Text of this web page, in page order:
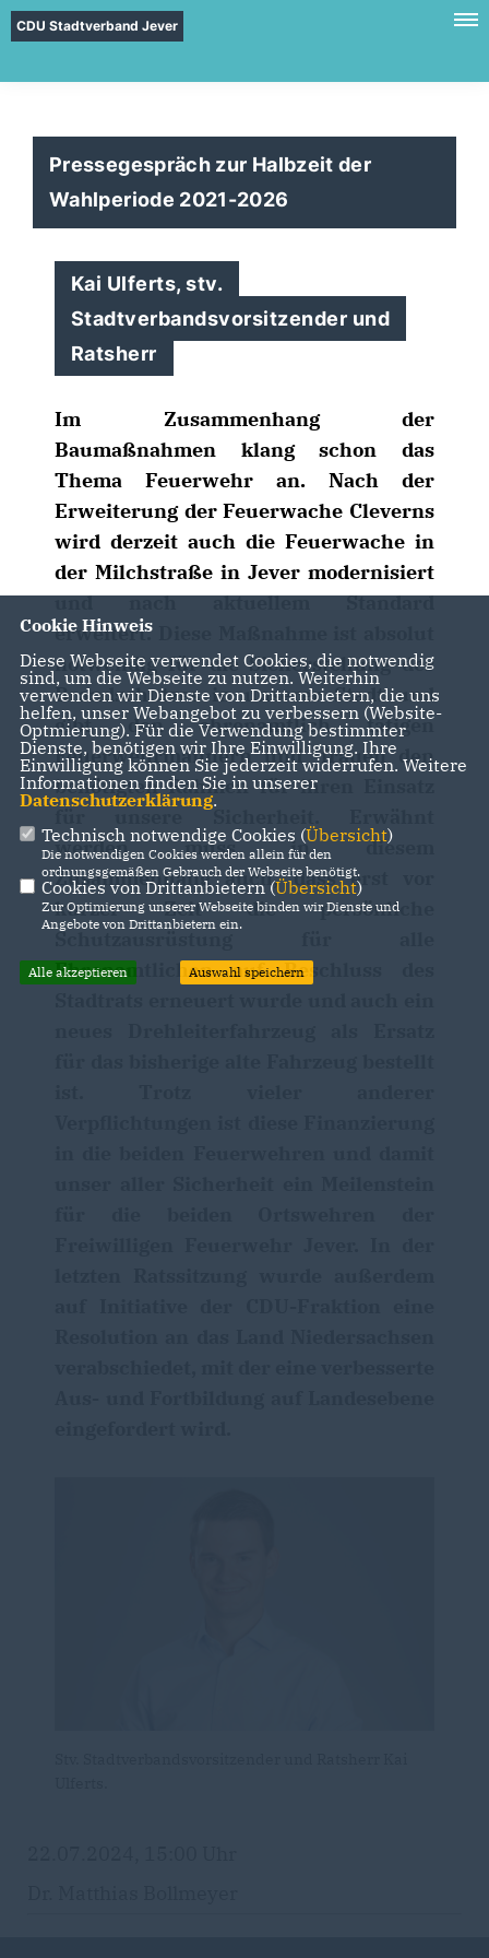
CDU Stadtverband Jever
Pressegespräch zur Halbzeit der
Wahlperiode 2021-2026
Kai Ulferts, stv.
Stadtverbandsvorsitzender und
Ratsherr
Im Zusammenhang der
Baumaßnahmen klang schon das
Thema Feuerwehr an. Nach der
Erweiterung der Feuerwache Cleverns
wird derzeit auch die Feuerwache in
der Milchstraße in Jever modernisiert
und nach aktuellem Standard
erweitert. Diese Maßnahme ist absolut
notwendig für die Sicherstellung des
Brandschutzes in unserer Stadt und
gibt den ehrenamtlich tätigen
Feuerwehrmännern und -frauen den
benötigten Rahmen für ihren Einsatz
für unsere Sicherheit. Erwähnt
werden muss in diesem
Zusammenhang auch, dass erst vor
kurzer Zeit die persönliche
Schutzausrüstung für alle
Ehrenamtlichen auf Beschluss des
Cookie Hinweis
Diese Webseite verwendet Cookies, die notwendig
sind, um die Webseite zu nutzen. Weiterhin
verwenden wir Dienste von Drittanbietern, die uns
helfen, unser Webangebot zu verbessern (Website-
Optmierung). Für die Verwendung bestimmter
Dienste, benötigen wir Ihre Einwilligung. Ihre
Einwilligung können Sie jederzeit widerrufen. Weitere
Informationen finden Sie in unserer
Datenschutzerklärung.
Technisch notwendige Cookies (Übersicht)
Die notwendigen Cookies werden allein für den
ordnungsgemäßen Gebrauch der Webseite benötigt.
Cookies von Drittanbietern (Übersicht)
Zur Optimierung unserer Webseite binden wir Dienste und
Angebote von Drittanbietern ein.
Alle akzeptieren Auswahl speichern